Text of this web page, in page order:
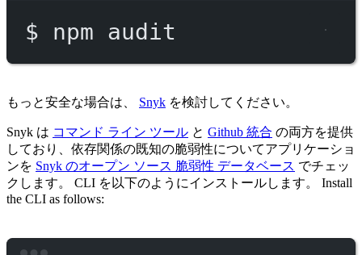
$ npm audit
もっと安全な場合は、 Snyk を検討してください。
Snyk は コマンド ライン ツール と Github 統合 の両方を提供
しており、依存関係の既知の脆弱性についてアプリケーショ
ンを Snyk のオープン ソース 脆弱性 データベース でチェッ
クします。 CLI を以下のようにインストールします。 Install
the CLI as follows: